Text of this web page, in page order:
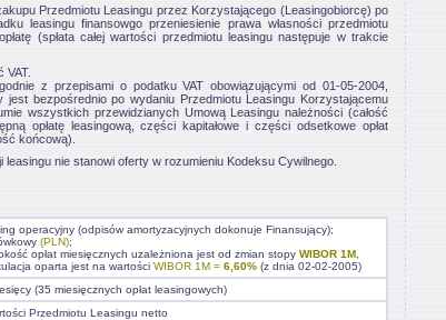
Przedmiotu Leasingu przez Korzystającego (Leasingobiorcę) po
leasingu finansowgo przeniesienie prawa własności przedmiotu
(spłata całej wartości przedmiotu leasingu następuje w trakcie
VAT.
z przepisami o podatku VAT obowiązującymi od 01-05-2004,
jest bezpośrednio po wydaniu Przedmiotu Leasingu Korzystającemu
wszystkich przewidzianych Umową Leasingu należności (całość
opłatę leasingową, części kapitałowe i części odsetkowe opłat
końcową).
nie stanowi oferty w rozumieniu Kodeksu Cywilnego.
operacyjny (odpisów amortyzacyjnych dokonuje Finansujący);
(PLN);
opłat miesięcznych uzależniona jest od zmian stopy WIBOR 1M
oparta jest na wartości WIBOR 1M = 6,60% (z dnia 02-02-2005)
(35 miesięcznych opłat leasingowych)
Przedmiotu Leasingu netto